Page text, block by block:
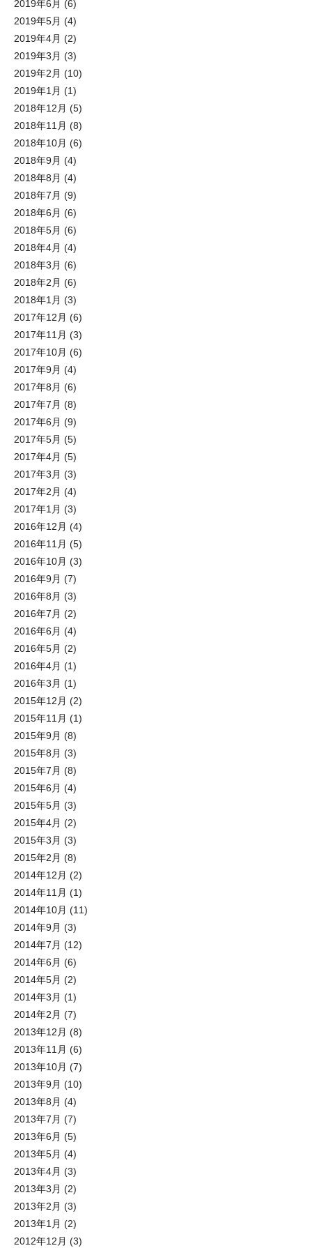
2019年6月 (6)
2019年5月 (4)
2019年4月 (2)
2019年3月 (3)
2019年2月 (10)
2019年1月 (1)
2018年12月 (5)
2018年11月 (8)
2018年10月 (6)
2018年9月 (4)
2018年8月 (4)
2018年7月 (9)
2018年6月 (6)
2018年5月 (6)
2018年4月 (4)
2018年3月 (6)
2018年2月 (6)
2018年1月 (3)
2017年12月 (6)
2017年11月 (3)
2017年10月 (6)
2017年9月 (4)
2017年8月 (6)
2017年7月 (8)
2017年6月 (9)
2017年5月 (5)
2017年4月 (5)
2017年3月 (3)
2017年2月 (4)
2017年1月 (3)
2016年12月 (4)
2016年11月 (5)
2016年10月 (3)
2016年9月 (7)
2016年8月 (3)
2016年7月 (2)
2016年6月 (4)
2016年5月 (2)
2016年4月 (1)
2016年3月 (1)
2015年12月 (2)
2015年11月 (1)
2015年9月 (8)
2015年8月 (3)
2015年7月 (8)
2015年6月 (4)
2015年5月 (3)
2015年4月 (2)
2015年3月 (3)
2015年2月 (8)
2014年12月 (2)
2014年11月 (1)
2014年10月 (11)
2014年9月 (3)
2014年7月 (12)
2014年6月 (6)
2014年5月 (2)
2014年3月 (1)
2014年2月 (7)
2013年12月 (8)
2013年11月 (6)
2013年10月 (7)
2013年9月 (10)
2013年8月 (4)
2013年7月 (7)
2013年6月 (5)
2013年5月 (4)
2013年4月 (3)
2013年3月 (2)
2013年2月 (3)
2013年1月 (2)
2012年12月 (3)